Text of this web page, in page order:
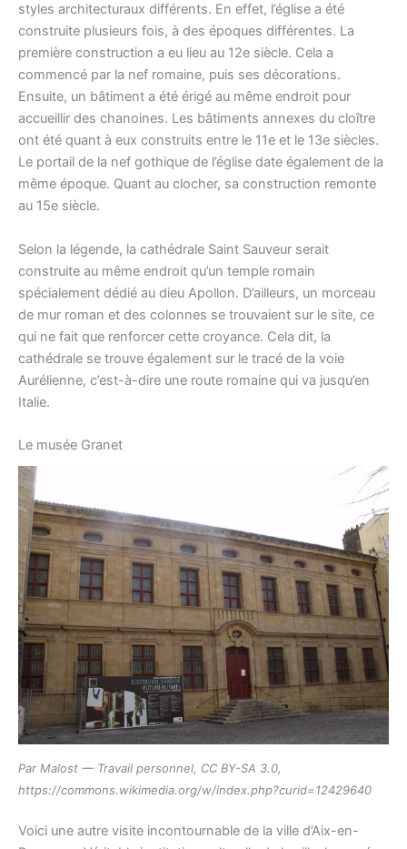
styles architecturaux différents. En effet, l’église a été
construite plusieurs fois, à des époques différentes. La
première construction a eu lieu au 12e siècle. Cela a
commencé par la nef romaine, puis ses décorations.
Ensuite, un bâtiment a été érigé au même endroit pour
accueillir des chanoines. Les bâtiments annexes du cloître
ont été quant à eux construits entre le 11e et le 13e siècles.
Le portail de la nef gothique de l’église date également de la
même époque. Quant au clocher, sa construction remonte
au 15e siècle.
Selon la légende, la cathédrale Saint Sauveur serait
construite au même endroit qu’un temple romain
spécialement dédié au dieu Apollon. D’ailleurs, un morceau
de mur roman et des colonnes se trouvaient sur le site, ce
qui ne fait que renforcer cette croyance. Cela dit, la
cathédrale se trouve également sur le tracé de la voie
Aurélienne, c’est-à-dire une route romaine qui va jusqu’en
Italie.
Le musée Granet
Par Malost — Travail personnel, CC BY-SA 3.0,
https://commons.wikimedia.org/w/index.php?curid=12429640
Voici une autre visite incontournable de la ville d’Aix-en-